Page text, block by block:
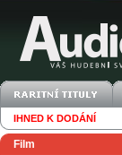
IHNED K DODÁNÍ
Film